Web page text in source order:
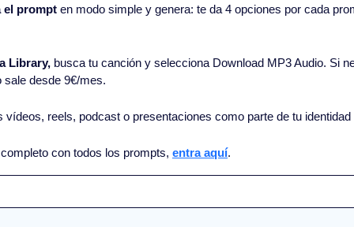
el prompt en modo simple y genera: te da 4 opciones por cada
Library, busca tu canción y selecciona Download MP3 Audio. Si
sale desde 9€/mes.
vídeos, reels, podcast o presentaciones como parte de tu
con todos los prompts, entra aquí.